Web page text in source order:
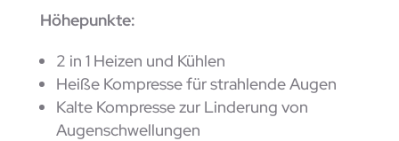
Höhepunkte:
2 in 1 Heizen und Kühlen
Heiße Kompresse für strahlende Augen
Kalte Kompresse zur Linderung von
Augenschwellungen